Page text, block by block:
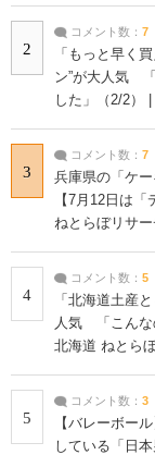
2
コメント数： 7
「もっと早く
ン”が大人気
した」（2/2）
3
コメント数： 7
兵庫県の「ケ
【7月12日は
ねとらぼリサ
4
コメント数： 5
「北海道土産
人気 「こんな
北海道 ねとら
5
コメント数： 3
【バレーボー
している「日